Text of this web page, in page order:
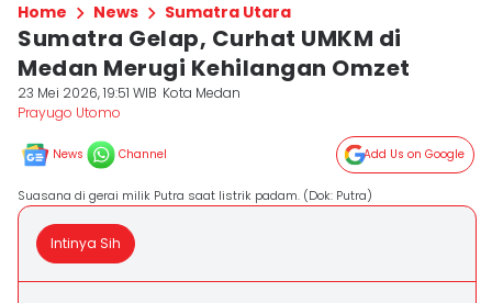
Home News Sumatra Utara
Sumatra Gelap, Curhat UMKM di
Medan Merugi Kehilangan Omzet
23 Mei 2026, 19:51 WIB Kota Medan
Prayugo Utomo
News Channel Add Us on Google
Suasana di gerai milik Putra saat listrik padam. (Dok: Putra)
Intinya Sih